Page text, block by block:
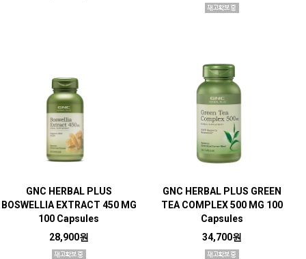
GNC HERBAL PLUS
BOSWELLIA EXTRACT 450 MG
100 Capsules
28,900원
GNC HERBAL PLUS GREEN
TEA COMPLEX 500 MG 100
Capsules
34,700원